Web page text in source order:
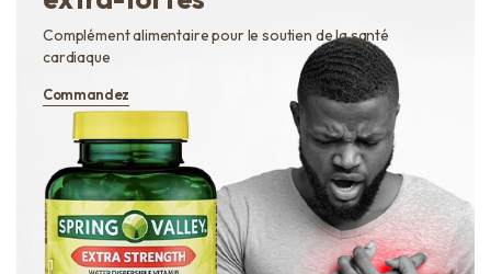
Complément alimentaire pour le soutien de la santé
cardiaque
Commandez